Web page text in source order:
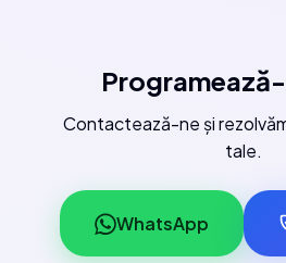
Contactează-ne și
tale.
WhatsApp